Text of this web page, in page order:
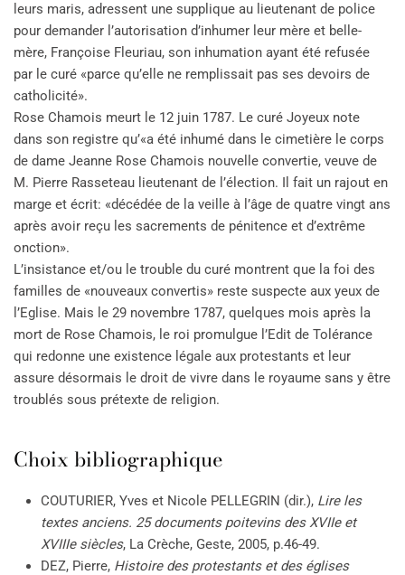
leurs maris, adressent une supplique au lieutenant de police
pour demander l’autorisation d’inhumer leur mère et belle-
mère, Françoise Fleuriau, son inhumation ayant été refusée
par le curé «parce qu’elle ne remplissait pas ses devoirs de
catholicité».
Rose Chamois meurt le 12 juin 1787. Le curé Joyeux note
dans son registre qu’«a été inhumé dans le cimetière le corps
de dame Jeanne Rose Chamois nouvelle convertie, veuve de
M. Pierre Rasseteau lieutenant de l’élection. Il fait un rajout en
marge et écrit: «décédée de la veille à l’âge de quatre vingt ans
après avoir reçu les sacrements de pénitence et d’extrême
onction».
L’insistance et/ou le trouble du curé montrent que la foi des
familles de «nouveaux convertis» reste suspecte aux yeux de
l’Eglise. Mais le 29 novembre 1787, quelques mois après la
mort de Rose Chamois, le roi promulgue l’Edit de Tolérance
qui redonne une existence légale aux protestants et leur
assure désormais le droit de vivre dans le royaume sans y être
troublés sous prétexte de religion.
Choix bibliographique
COUTURIER, Yves et Nicole PELLEGRIN (dir.), Lire les
textes anciens. 25 documents poitevins des XVIIe et
XVIIIe siècles, La Crèche, Geste, 2005, p.46-49.
DEZ, Pierre, Histoire des protestants et des églises